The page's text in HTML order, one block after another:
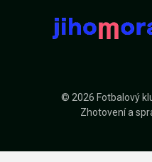
© 2026 Fotbalový
Zhotovení a